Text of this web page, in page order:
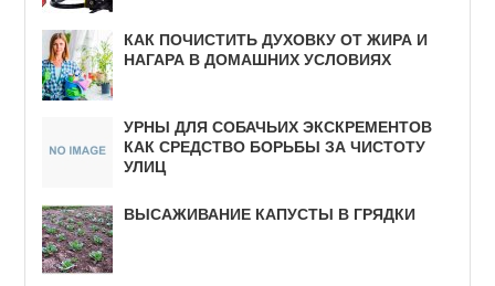
КАК ПОЧИСТИТЬ ДУХОВКУ ОТ ЖИРА И
НАГАРА В ДОМАШНИХ УСЛОВИЯХ
УРНЫ ДЛЯ СОБАЧЬИХ ЭКСКРЕМЕНТОВ
КАК СРЕДСТВО БОРЬБЫ ЗА ЧИСТОТУ
УЛИЦ
ВЫСАЖИВАНИЕ КАПУСТЫ В ГРЯДКИ